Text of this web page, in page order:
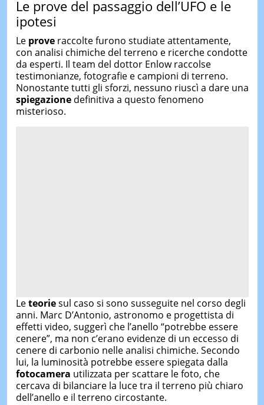
Le prove del passaggio dell’UFO e le
ipotesi
Le proveraccolte furono studiate attentamente,
con analisi chimiche del terreno e ricerche condotte
da esperti. Il team del dottor Enlow raccolse
testimonianze, fotografie e campioni di terreno.
Nonostante tutti gli sforzi, nessuno riuscì a dare una
spiegazionedefinitiva a questo fenomeno
misterioso.
Leteoriesul caso si sono susseguite nel corso degli
anni. Marc D’Antonio, astronomo e progettista di
effetti video, suggerì che l’anello “potrebbe essere
cenere”, ma non c’erano evidenze di un eccesso di
cenere di carbonio nelle analisi chimiche. Secondo
lui, la luminosità potrebbe essere spiegata dalla
fotocamera utilizzata per scattare le foto, che
cercava di bilanciare la luce tra il terreno più chiaro
dell’anello e il terreno circostante.